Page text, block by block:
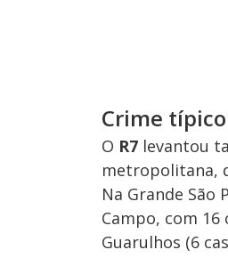
Crime
O R7 levantou
metropolitana,
Na Grande
Campo, com 16
Guarulhos (6